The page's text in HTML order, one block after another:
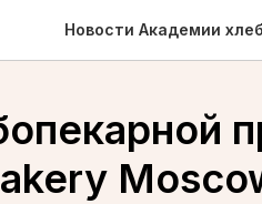
Новости Академии